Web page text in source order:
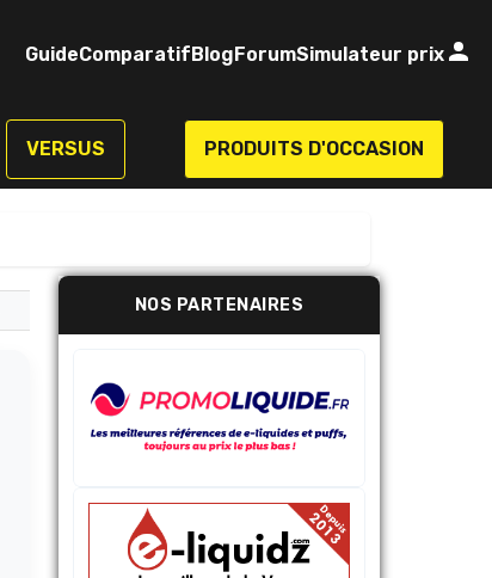
GuideComparatifBlogForumSimulateur prix
VERSUS PRODUITS D'OCCASION
NOS PARTENAIRES